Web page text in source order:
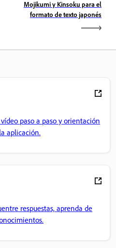
Mojikumi y Kinsoku para el
formato de texto japonés
paso a paso y orientación
aplicación.
respuestas, aprenda de